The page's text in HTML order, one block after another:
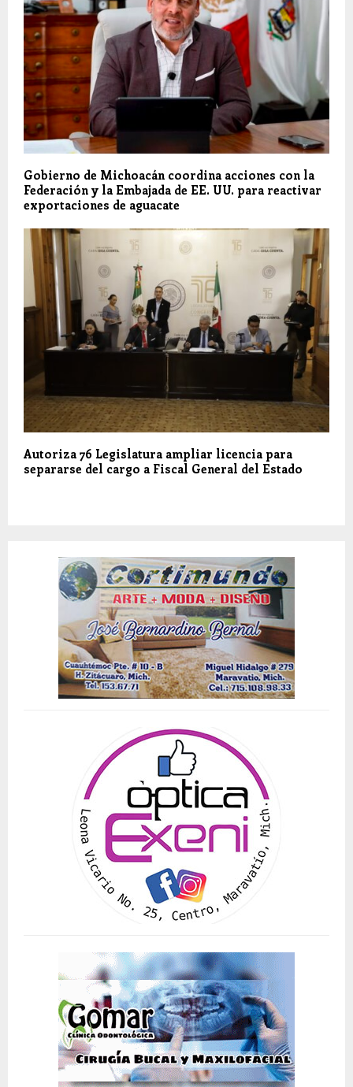
Gobierno de Michoacán coordina acciones con la
Federación y la Embajada de EE. UU. para reactivar
exportaciones de aguacate
Autoriza 76 Legislatura ampliar licencia para
separarse del cargo a Fiscal General del Estado